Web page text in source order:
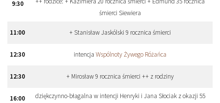
9:30
śmierci Siewiera
11:00 + Stanisław Jaskólski 9 rocznica śmierci
12:30 intencja Wspólnoty Żywego Różańca
12:30 + Mirosław 9 rocznica śmierci ++ z rodziny
16:00
dziękczynno-błagalna w intencji Henryki i Jana Słociak z okazji 55